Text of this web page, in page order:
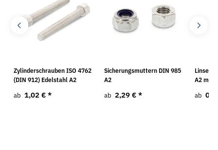
Zylinderschrauben ISO 4762
(DIN 912) Edelstahl A2
ab 1,02 € *
Sicherungsmuttern DIN 985
A2
ab 2,29 € *
A2 mit
ab